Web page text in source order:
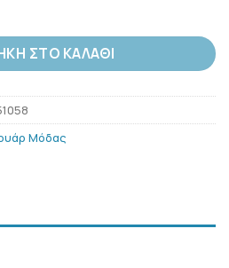
Κάλτσες ποσότητα
ΣΤΟ ΚΑΛΆΘΙ
Μόδας